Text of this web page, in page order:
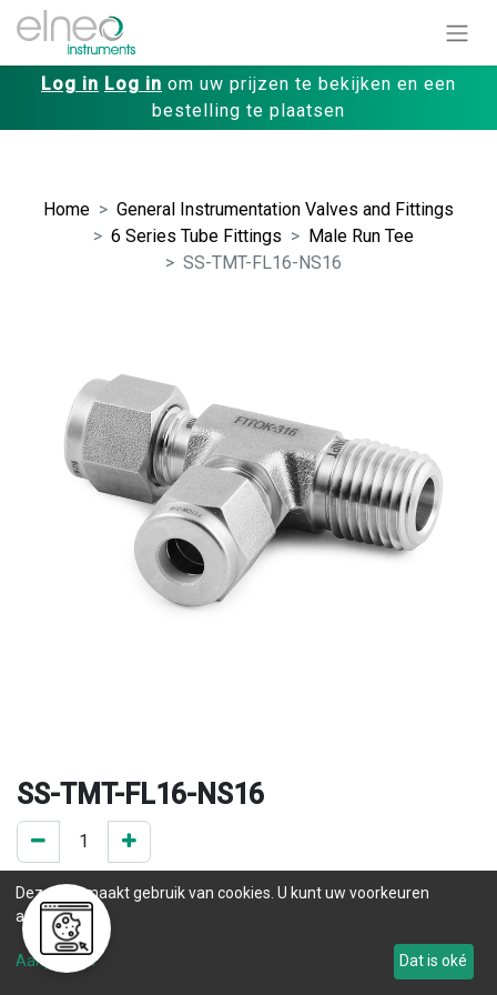
Log in Log in om uw prijzen te bekijken en een
bestelling te plaatsen
Home
General Instrumentation Valves and Fittings
6 Series Tube Fittings
Male Run Tee
SS-TMT-FL16-NS16
SS-TMT-FL16-NS16
0 ST op voorraad
.
Levertijd
Deze site maakt gebruik van cookies. U kunt uw voorkeuren
aanpassen.
Aanpassen Dat is oké